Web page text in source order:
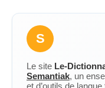
S
Le site Le-
Semantiak, un
et d’outils de